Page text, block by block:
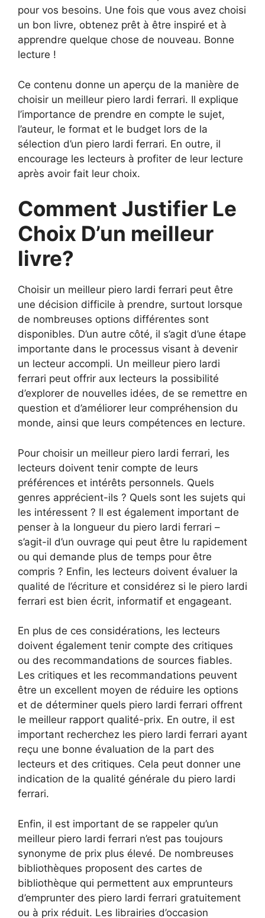
pour vos besoins. Une fois que vous avez choisi
un bon livre, obtenez prêt à être inspiré et à
apprendre quelque chose de nouveau. Bonne
lecture !
Ce contenu donne un aperçu de la manière de
choisir un meilleur piero lardi ferrari. Il explique
l’importance de prendre en compte le sujet,
l’auteur, le format et le budget lors de la
sélection d’un piero lardi ferrari. En outre, il
encourage les lecteurs à profiter de leur lecture
après avoir fait leur choix.
Comment Justifier Le
Choix D’un meilleur
livre?
Choisir un meilleur piero lardi ferrari peut être
une décision difficile à prendre, surtout lorsque
de nombreuses options différentes sont
disponibles. D’un autre côté, il s’agit d’une étape
importante dans le processus visant à devenir
un lecteur accompli. Un meilleur piero lardi
ferrari peut offrir aux lecteurs la possibilité
d’explorer de nouvelles idées, de se remettre en
question et d’améliorer leur compréhension du
monde, ainsi que leurs compétences en lecture.
Pour choisir un meilleur piero lardi ferrari, les
lecteurs doivent tenir compte de leurs
préférences et intérêts personnels. Quels
genres apprécient-ils ? Quels sont les sujets qui
les intéressent ? Il est également important de
penser à la longueur du piero lardi ferrari –
s’agit-il d’un ouvrage qui peut être lu rapidement
ou qui demande plus de temps pour être
compris ? Enfin, les lecteurs doivent évaluer la
qualité de l’écriture et considérez si le piero lardi
ferrari est bien écrit, informatif et engageant.
En plus de ces considérations, les lecteurs
doivent également tenir compte des critiques
ou des recommandations de sources fiables.
Les critiques et les recommandations peuvent
être un excellent moyen de réduire les options
et de déterminer quels piero lardi ferrari offrent
le meilleur rapport qualité-prix. En outre, il est
important recherchez les piero lardi ferrari ayant
reçu une bonne évaluation de la part des
lecteurs et des critiques. Cela peut donner une
indication de la qualité générale du piero lardi
ferrari.
Enfin, il est important de se rappeler qu’un
meilleur piero lardi ferrari n’est pas toujours
synonyme de prix plus élevé. De nombreuses
bibliothèques proposent des cartes de
bibliothèque qui permettent aux emprunteurs
d’emprunter des piero lardi ferrari gratuitement
ou à prix réduit. Les librairies d’occasion